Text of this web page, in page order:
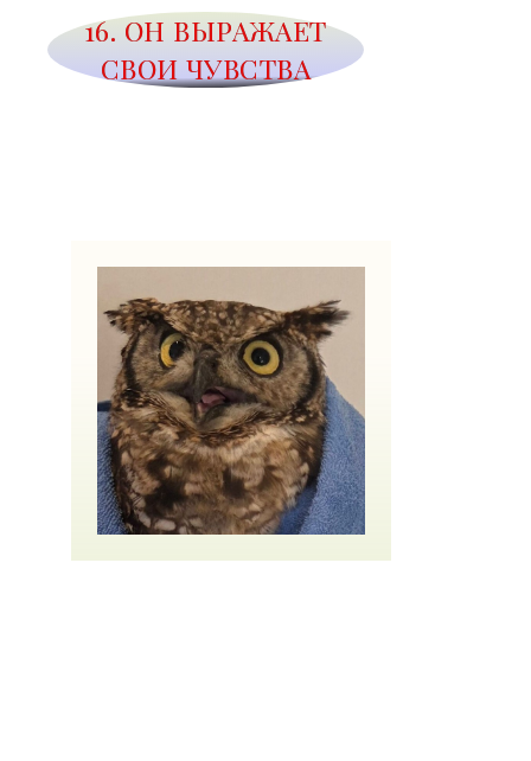
16. ОН ВЫРАЖАЕТ
СВОИ ЧУВСТВА